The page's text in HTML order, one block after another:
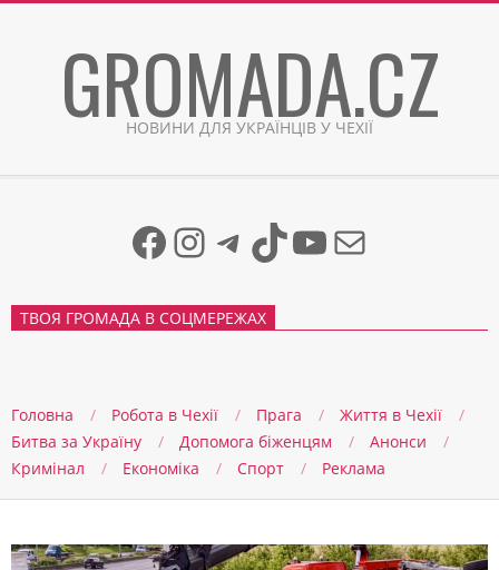
GROMADA.CZ
НОВИНИ ДЛЯ УКРАЇНЦІВ У ЧЕХІЇ
Facebook
Instagram
Telegram
TikTok
YouTube
Mail
ТВОЯ ГРОМАДА В СОЦМЕРЕЖАХ
Головна Робота в Чехії Прага
Життя в Чеxії
Битва за Україну
Допомога біженцям
Анонси
Кримінал
Економіка Спорт Реклама